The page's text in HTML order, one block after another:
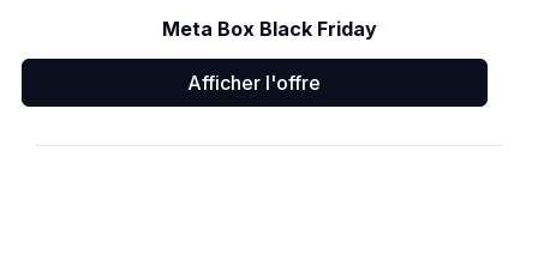
Meta Box Black Friday
Afficher l'offre